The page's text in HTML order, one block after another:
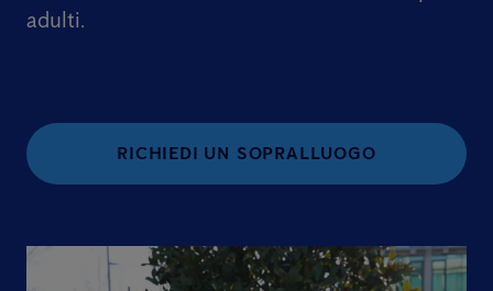
adulti.
RICHIEDI UN SOPRALLUOGO